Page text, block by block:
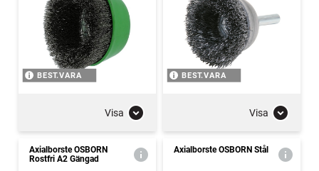
BEST.VARA
Visa
BEST.VARA
Visa
Axialborste OSBORN
Rostfri A2 Gängad
Axialborste OSBORN Stål